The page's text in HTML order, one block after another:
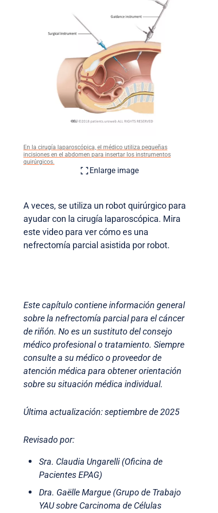
En la cirugía laparoscópica, el médico utiliza pequeñas
incisiones en el abdomen para insertar los instrumentos
quirúrgicos.
Enlarge image
A veces, se utiliza un robot quirúrgico para
ayudar con la cirugía laparoscópica. Mira
este video para ver cómo es una
nefrectomía parcial asistida por robot.
Este capítulo contiene información general
sobre la nefrectomía parcial para el cáncer
de riñón. No es un sustituto del consejo
médico profesional o tratamiento. Siempre
consulte a su médico o proveedor de
atención médica para obtener orientación
sobre su situación médica individual.
Última actualización: septiembre de 2025
Revisado por:
Sra. Claudia Ungarelli (Oficina de
Pacientes EPAG)
Dra. Gaëlle Margue (Grupo de Trabajo
YAU sobre Carcinoma de Células